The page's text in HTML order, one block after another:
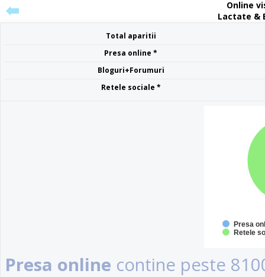
Online
Lactate &
Total aparitii
Presa online *
Bloguri+Forumuri
Retele sociale *
Presa
Retele
Presa online contine peste